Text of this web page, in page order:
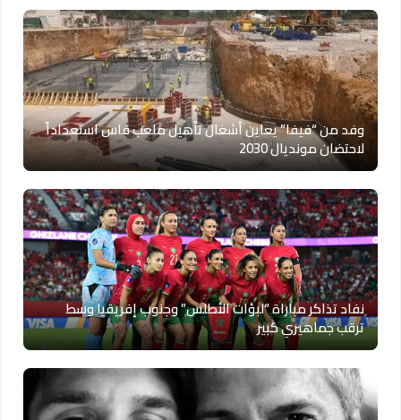
وفد من “فيفا” يعاين أشغال تأهيل ملعب فاس استعداداً
لاحتضان مونديال 2030
نفاد تذاكر مباراة “لبؤات الأطلس” وجنوب إفريقيا وسط
ترقب جماهيري كبير